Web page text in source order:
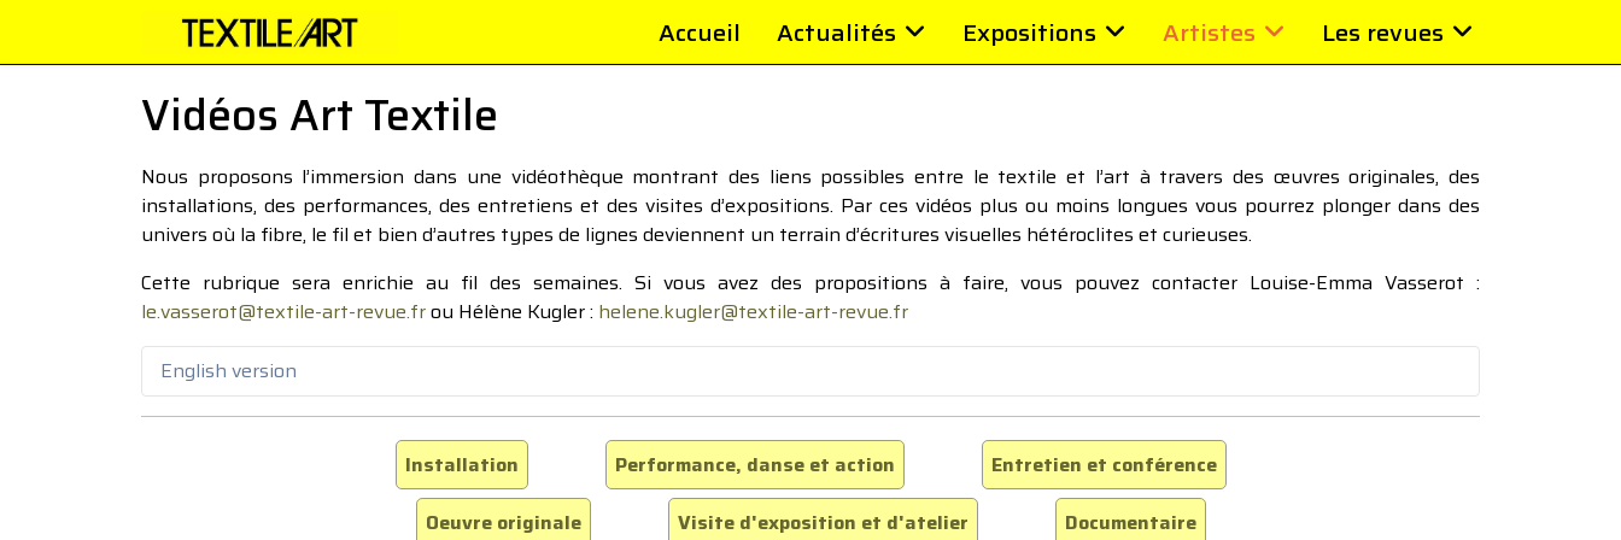
Accueil Actualités Expositions Artistes Les revues
Vidéos Art Textile
Nous proposons l’immersion dans une vidéothèque montrant des liens possibles entre le textile et l’art à travers des œuvres originales, des
installations, des performances, des entretiens et des visites d’expositions. Par ces vidéos plus ou moins longues vous pourrez plonger dans des
univers où la fibre, le fil et bien d’autres types de lignes deviennent un terrain d’écritures visuelles hétéroclites et curieuses.
Cette rubrique sera enrichie au fil des semaines. Si vous avez des propositions à faire, vous pouvez contacter Louise-Emma Vasserot :
le.vasserot@textile-art-revue.frou Hélène Kugler : helene.kugler@textile-art-revue.fr
English version
Installation Performance, danse et action
Entretien et conférence
Oeuvre originale
Visite d'exposition et d'atelier Documentaire